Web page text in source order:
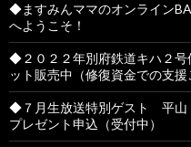
◆ますみんママのオンライン
へようこそ！
◆２０２２年別府鉄道キハ２号
ット販売中（修復資金での支援
◆７月生放送特別ゲスト 平山
プレゼント申込（受付中）